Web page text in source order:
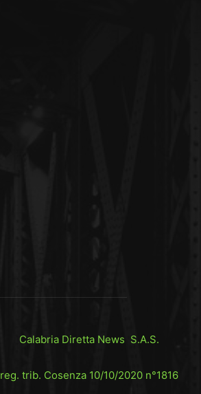
Calabria Diretta News S.A.S.
reg. trib. Cosenza 10/10/2020 n°1816